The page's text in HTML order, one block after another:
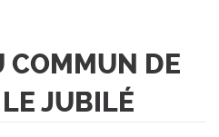
COMMUN DE
JUBILÉ